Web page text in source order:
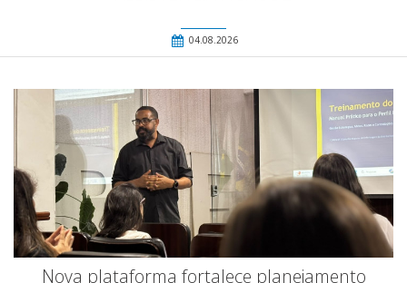
04.08.2026
Nova plataforma fortalece planejamento